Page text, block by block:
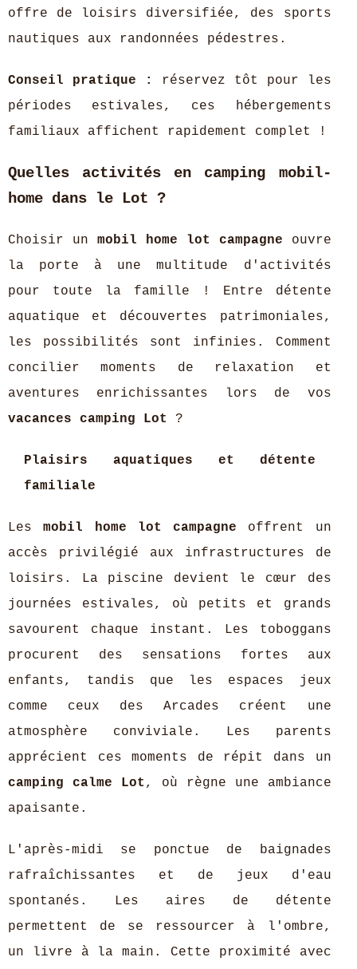
offre de loisirs diversifiée, des sports
nautiques aux randonnées pédestres.
Conseil pratique :
réservez tôt pour les
périodes estivales, ces hébergements
familiaux affichent rapidement complet !
Quelles activités en camping mobil-
home dans le Lot ?
Choisir un mobil home lot campagne ouvre
la porte à une multitude d'activités
pour toute la famille ! Entre détente
aquatique et découvertes patrimoniales,
les possibilités sont infinies. Comment
concilier moments de relaxation et
aventures enrichissantes lors de vos
vacances camping Lot
?
Plaisirs aquatiques et détente
familiale
Lesmobil home lot campagne offrent un
accès privilégié aux infrastructures de
loisirs. La piscine devient le cœur des
journées estivales, où petits et grands
savourent chaque instant. Les toboggans
procurent des sensations fortes aux
enfants, tandis que les espaces jeux
comme ceux des Arcades créent une
atmosphère conviviale. Les parents
apprécient ces moments de répit dans un
camping calme Lot , où règne une ambiance
apaisante.
L'après-midi se ponctue de baignades
rafraîchissantes et de jeux d'eau
spontanés. Les aires de détente
permettent de se ressourcer à l'ombre,
un livre à la main. Cette proximité avec